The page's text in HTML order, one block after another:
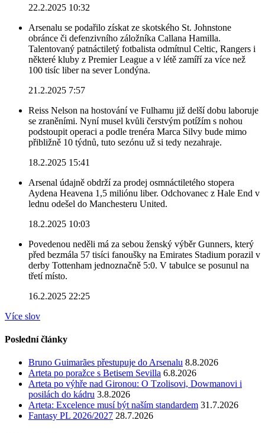
22.2.2025 10:32
Arsenalu se podařilo získat ze skotského St. Johnstone
obránce či defenzivního záložníka Callana Hamilla.
Talentovaný patnáctiletý fotbalista odmítnul Celtic, Rangers i
některé kluby z Premier League a v létě zamíří za více než
100 tisíc liber na sever Londýna.
21.2.2025 7:57
Reiss Nelson na hostování ve Fulhamu již delší dobu laboruje
se zraněními. Nyní musel kvůli čerstvým potížím s nohou
podstoupit operaci a podle trenéra Marca Silvy bude mimo
přibližně 10 týdnů, tuto sezónu už si tedy nezahraje.
18.2.2025 15:41
Arsenal údajně obdrží za prodej osmnáctiletého stopera
Aydena Heavena 1,5 miliónu liber. Odchovanec z Hale End v
lednu odešel do Manchesteru United.
18.2.2025 10:03
Povedenou neděli má za sebou ženský výběr Gunners, který
před bezmála 57 tisíci fanoušky na Emirates Stadium porazil v
derby Tottenham jednoznačně 5:0. V tabulce se posunul na
třetí místo.
16.2.2025 22:25
Více slov
Poslední články
Bruno Guimarães přestupuje do Arsenalu 8.8.2026
Arteta po poražce s Betisem Sevilla 6.8.2026
Arteta po výhře nad Gironou: O Tzolisovi, Dowmanovi i
posilách do kádru 3.8.2026
Arteta: Excelence musí být naším standardem 31.7.2026
Fantasy PL 2026/2027 28.7.2026